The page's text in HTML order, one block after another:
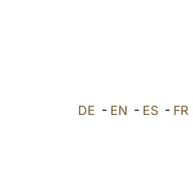
DE - EN - ES - FR